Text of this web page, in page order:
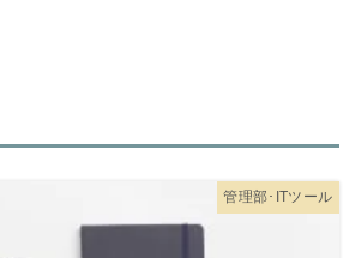
管理部･ITツール